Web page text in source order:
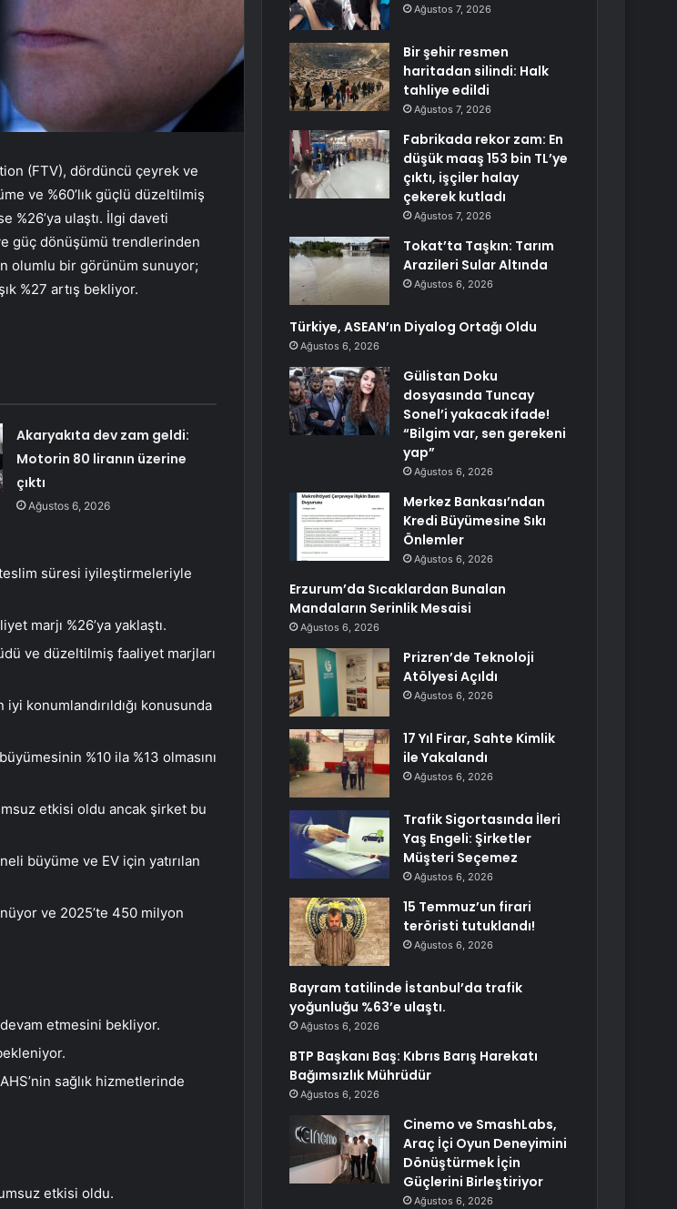
(FTV), dördüncü çeyrek ve
ve %60’lık güçlü düzeltilmiş
%26’ya ulaştı. İlgi daveti
güç dönüşümü trendlerinden
olumlu bir görünüm sunuyor;
%27 artış bekliyor.
Akaryakıta dev zam geldi:
Motorin 80 liranın üzerine
çıktı
Ağustos 6, 2026
süresi iyileştirmeleriyle
marjı %26’ya yaklaştı.
ve düzeltilmiş faaliyet marjları
konumlandırıldığı konusunda
%10 ila %13 olmasını
etkisi oldu ancak şirket bu
büyüme ve EV için yatırılan
ve 2025’te 450 milyon
etmesini bekliyor.
sağlık hizmetlerinde
etkisi oldu.
Ağustos 7, 2026
Bir şehir resmen
haritadan silindi: Halk
tahliye edildi
Ağustos 7, 2026
Fabrikada rekor zam: En
düşük maaş 153 bin TL’ye
çıktı, işçiler halay
çekerek kutladı
Ağustos 7, 2026
Tokat’ta Taşkın: Tarım
Arazileri Sular Altında
Ağustos 6, 2026
Türkiye, ASEAN’ın Diyalog Ortağı Oldu
Ağustos 6, 2026
Gülistan Doku
dosyasında Tuncay
Sonel’i yakacak ifade!
“Bilgim var, sen gerekeni
yap”
Ağustos 6, 2026
Merkez Bankası’ndan
Kredi Büyümesine Sıkı
Önlemler
Ağustos 6, 2026
Erzurum’da Sıcaklardan Bunalan
Mandaların Serinlik Mesaisi
Ağustos 6, 2026
Prizren’de Teknoloji
Atölyesi Açıldı
Ağustos 6, 2026
17 Yıl Firar, Sahte Kimlik
ile Yakalandı
Ağustos 6, 2026
Trafik Sigortasında İleri
Yaş Engeli: Şirketler
Müşteri Seçemez
Ağustos 6, 2026
15 Temmuz’un firari
teröristi tutuklandı!
Ağustos 6, 2026
Bayram tatilinde İstanbul’da trafik
yoğunluğu %63’e ulaştı.
Ağustos 6, 2026
BTP Başkanı Baş: Kıbrıs Barış Harekatı
Bağımsızlık Mührüdür
Ağustos 6, 2026
Cinemo ve SmashLabs,
Araç İçi Oyun Deneyimini
Dönüştürmek İçin
Güçlerini Birleştiriyor
Ağustos 6, 2026